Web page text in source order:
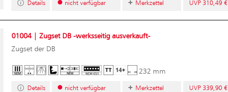
Details nicht verfügbar Merkzettel UVP 310,49 €
01004 | Zugset DB -werksseitig ausverkauft-
Zugset der DB
232 mm
Details nicht verfügbar Merkzettel UVP 339,90 €